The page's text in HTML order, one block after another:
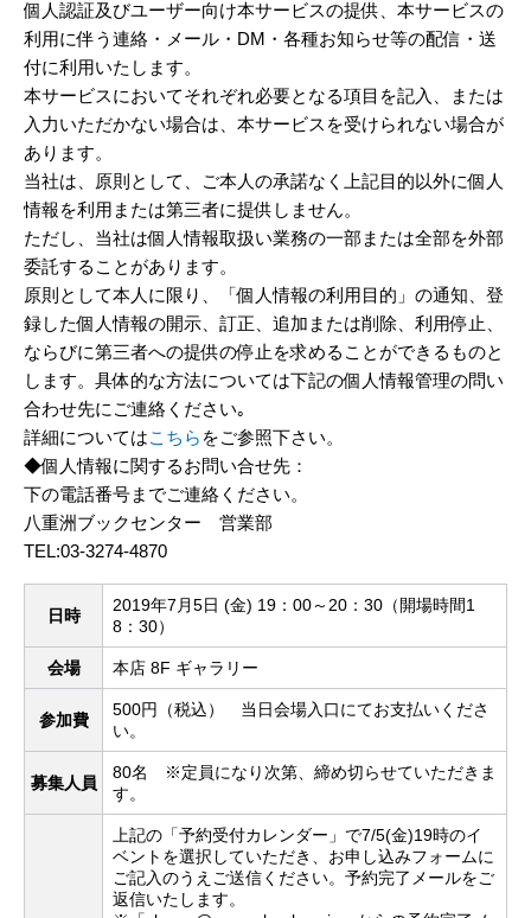
個人認証及びユーザー向け本サービスの提供、本サービスの
利用に伴う連絡・メール・DM・各種お知らせ等の配信・送
付に利用いたします。
本サービスにおいてそれぞれ必要となる項目を記入、または
入力いただかない場合は、本サービスを受けられない場合が
あります。
当社は、原則として、ご本人の承諾なく上記目的以外に個人
情報を利用または第三者に提供しません。
ただし、当社は個人情報取扱い業務の一部または全部を外部
委託することがあります。
原則として本人に限り、「個人情報の利用目的」の通知、登
録した個人情報の開示、訂正、追加または削除、利用停止、
ならびに第三者への提供の停止を求めることができるものと
します。具体的な方法については下記の個人情報管理の問い
合わせ先にご連絡ください｡
詳細についてはこちら をご参照下さい。
◆個人情報に関するお問い合せ先：
下の電話番号までご連絡ください。
八重洲ブックセンター 営業部
TEL:03-3274-4870
日時
2019年7月5日 (金) 19：00～20：30（開場時間1
8：30）
会場 本店 8F ギャラリー
参加費
500円（税込） 当日会場入口にてお支払いくださ
い。
募集人員
80名 ※定員になり次第、締め切らせていただきま
す。
上記の「予約受付カレンダー」で7/5(金)19時のイ
ベントを選択していただき、お申し込みフォームに
ご記入のうえご送信ください。予約完了メールをご
返信いたします。